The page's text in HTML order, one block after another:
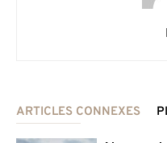
ARTICLES CONNEXES